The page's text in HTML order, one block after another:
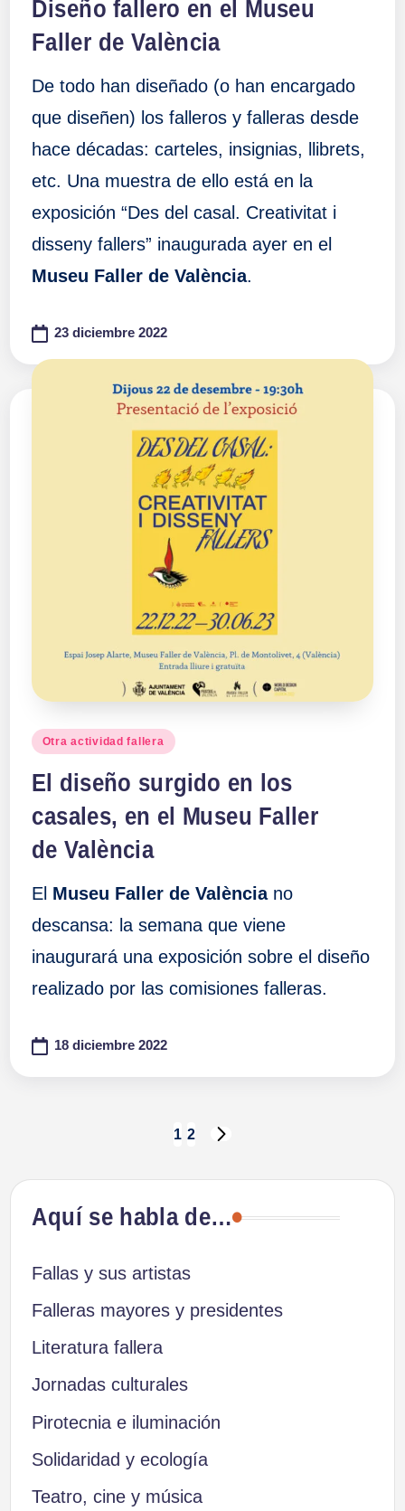
Diseño fallero en el Museu
Faller de València
De todo han diseñado (o han encargado
que diseñen) los falleros y falleras desde
hace décadas: carteles, insignias, llibrets,
etc. Una muestra de ello está en la
exposición “Des del casal. Creativitat i
disseny fallers” inaugurada ayer en el
Museu Faller de València.
23 diciembre 2022
Publicado
Otra actividad fallera
El diseño surgido en los
casales, en el Museu Faller
de València
El Museu Faller de Valènciano
descansa: la semana que viene
inaugurará una exposición sobre el diseño
realizado por las comisiones falleras.
18 diciembre 2022
Paginación
de
entradas
1 2
Aquí se habla de…
Fallas y sus artistas
Falleras mayores y presidentes
Literatura fallera
Jornadas culturales
Pirotecnia e iluminación
Solidaridad y ecología
Teatro, cine y música